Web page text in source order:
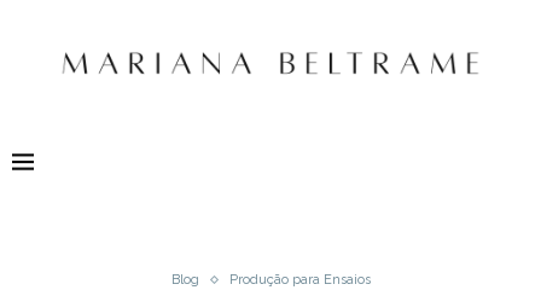
Blog Produção para Ensaios